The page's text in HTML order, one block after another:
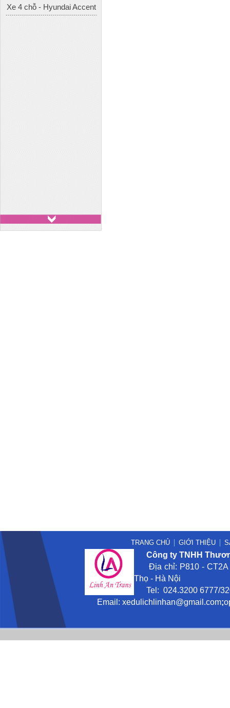
TRANG CHỦ GIỚI THIỆU
Công ty TNHH
Địa chỉ: P810 - CT2A
Thọ - Hà Nội
Tel: 024.3200 6777/
Email: xedulichlinhan@gmail .com;